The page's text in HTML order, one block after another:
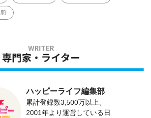
顔
専門家・ライター
ハッピーライフ編集部
累計登録数3,500万以上、
2001年より運営している日